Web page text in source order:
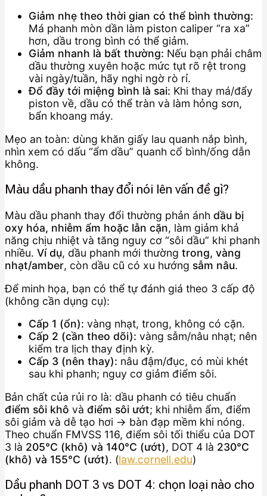
Giảm nhẹ theo thời gian có thể bình thường:
Má phanh mòn dần làm piston caliper “ra xa”
hơn, dầu trong bình có thể giảm.
Giảm nhanh là bất thường: Nếu bạn phải châm
dầu thường xuyên hoặc mức tụt rõ rệt trong
vài ngày/tuần, hãy nghi ngờ rò rỉ.
Đổ đầy tới miệng bình là sai: Khi thay má/đẩy
piston về, dầu có thể tràn và làm hỏng sơn,
bẩn khoang máy.
Mẹo an toàn: dùng khăn giấy lau quanh nắp bình,
nhìn xem có dấu “ẩm dầu” quanh cổ bình/ống dẫn
không.
Màu dầu phanh thay đổi nói lên vấn đề gì?
Màu dầu phanh thay đổi thường phản ánh dầu bị
oxy hóa, nhiễm ẩm hoặc lẫn cặn, làm giảm khả
năng chịu nhiệt và tăng nguy cơ “sôi dầu” khi phanh
nhiều. Ví dụ, dầu phanh mới thường trong, vàng
nhạt/amber, còn dầu cũ có xu hướng sẫm nâu.
Để minh họa, bạn có thể tự đánh giá theo 3 cấp độ
(không cần dụng cụ):
Cấp 1 (ổn): vàng nhạt, trong, không có cặn.
Cấp 2 (cần theo dõi): vàng sẫm/nâu nhạt; nên
kiểm tra lịch thay định kỳ.
Cấp 3 (nên thay): nâu đậm/đục, có mùi khét
sau khi phanh; nguy cơ giảm điểm sôi.
Bản chất của rủi ro là: dầu phanh có tiêu chuẩn
điểm sôi khô và điểm sôi ướt; khi nhiễm ẩm, điểm
sôi giảm và dễ tạo hơi → bàn đạp mềm khi nóng.
Theo chuẩn FMVSS 116, điểm sôi tối thiểu của DOT
3 là 205°C (khô) và 140°C (ướt), DOT 4 là 230°C
(khô) và 155°C (ướt). (law.cornell.edu)
Dầu phanh DOT 3 vs DOT 4: chọn loại nào cho